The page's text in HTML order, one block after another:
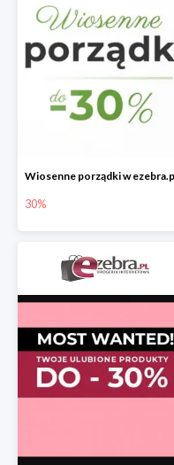
30%